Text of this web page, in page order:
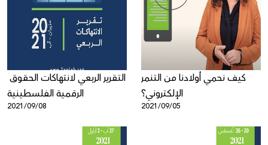
الرقمية الفلسطينية
2021/09/08
كيف نحمي أولادنا من التنمر
الإلكتروني؟
2021/09/05